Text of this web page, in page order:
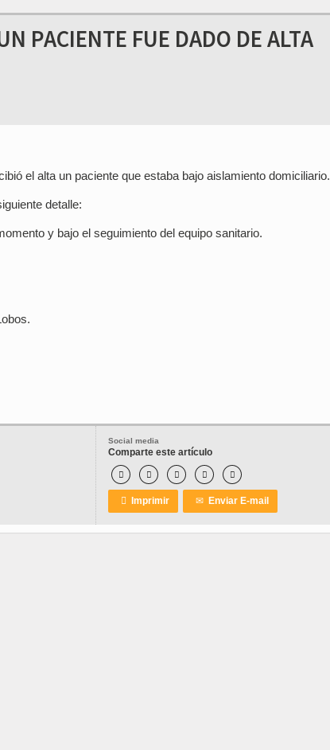
PACIENTE FUE DADO DE ALTA
el alta un paciente que estaba bajo aislamiento domiciliario.
detalle:
y bajo el seguimiento del equipo sanitario.
Social media
Comparte este artículo
    
 Imprimir ✉ Enviar E-mail